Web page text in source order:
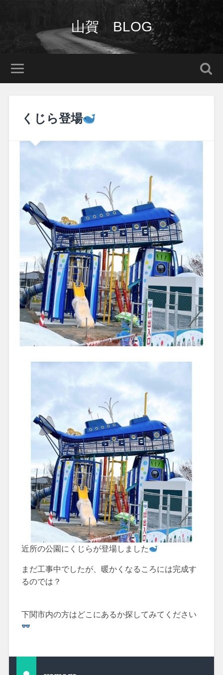
山賀 BLOG
くじら登場
近所の公園にくじらが登場しました
まだ工事中でしたが、暖かくなるころには完成す
るのでは？
下関市内の方はどこにあるか探してみてください